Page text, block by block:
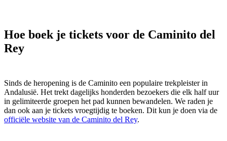
Hoe boek je tickets voor de Caminito del
Rey
Sinds de heropening is de Caminito een populaire trekpleister in
Andalusië. Het trekt dagelijks honderden bezoekers die elk half uur
in gelimiteerde groepen het pad kunnen bewandelen. We raden je
dan ook aan je tickets vroegtijdig te boeken. Dit kun je doen via de
officiële website van de Caminito del Rey.